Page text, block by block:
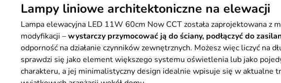
Lampy liniowe architektoniczne na elewacji
Lampa elewacyjna LED 11W 60cm Now CCT została zaprojektowana
modyfikacji –wystarczy przymocować ją do ściany, podłączyć do
odporność na działanie czynników zewnętrznych. Możesz więc liczyć
sprawdzi się jako element większego systemu oświetlenia lub jako
charakteru, a jej minimalistyczny design idealnie wpisuje się w